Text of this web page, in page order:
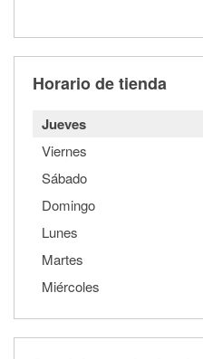
Horario de tienda
Jueves
Viernes
Sábado
Domingo
Lunes
Martes
Miércoles